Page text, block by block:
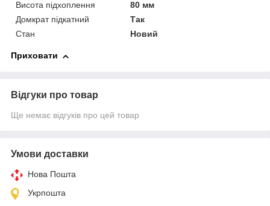
Висота підхоплення
80 мм
Домкрат підкатний
Так
Стан
Новий
Приховати
Відгуки про товар
Ще немає відгуків про цей товар
Умови доставки
Нова Пошта
Укрпошта